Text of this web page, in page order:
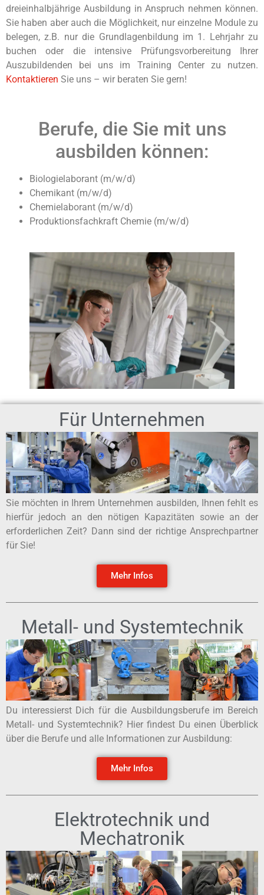
dreieinhalbjährige Ausbildung in Anspruch nehmen können.
Sie haben aber auch die Möglichkeit, nur einzelne Module zu
belegen, z.B. nur die Grundlagenbildung im 1. Lehrjahr zu
buchen oder die intensive Prüfungsvorbereitung Ihrer
Auszubildenden bei uns im Training Center zu nutzen.
Kontaktieren Sie uns – wir beraten Sie gern!
Berufe, die Sie mit uns
ausbilden können:
Biologielaborant (m/w/d)
Chemikant (m/w/d)
Chemielaborant (m/w/d)
Produktionsfachkraft Chemie (m/w/d)
Für Unternehmen
Sie möchten in Ihrem Unternehmen ausbilden, Ihnen fehlt es
hierfür jedoch an den nötigen Kapazitäten sowie an der
erforderlichen Zeit? Dann sind der richtige Ansprechpartner
für Sie!
Mehr Infos
Metall- und Systemtechnik
Du interessierst Dich für die Ausbildungsberufe im Bereich
Metall- und Systemtechnik? Hier findest Du einen Überblick
über die Berufe und alle Informationen zur Ausbildung:
Mehr Infos
Elektrotechnik und
Mechatronik